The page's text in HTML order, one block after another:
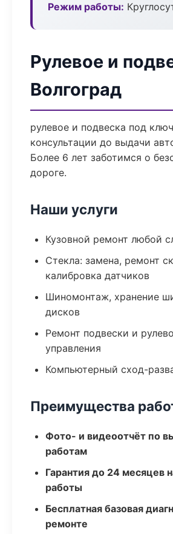
Режим работы:
Рулевое и
Волгоград
рулевое и подвеска под
консультации до выдачи
Более 6 лет заботимся о
дороге.
Наши услуги
Кузовной ремонт любой
Стекла: замена, ремонт
калибровка датчиков
Шиномонтаж, хранение
дисков
Ремонт подвески и
управления
Компьютерный сход-
Преимущества
Фото- и видеоотчёт по
работам
Гарантия до 24 месяцев
работы
Бесплатная базовая
ремонте